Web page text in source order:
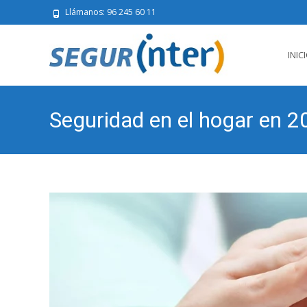
Llámanos: 96 245 60 11
Seguridad en el hogar en